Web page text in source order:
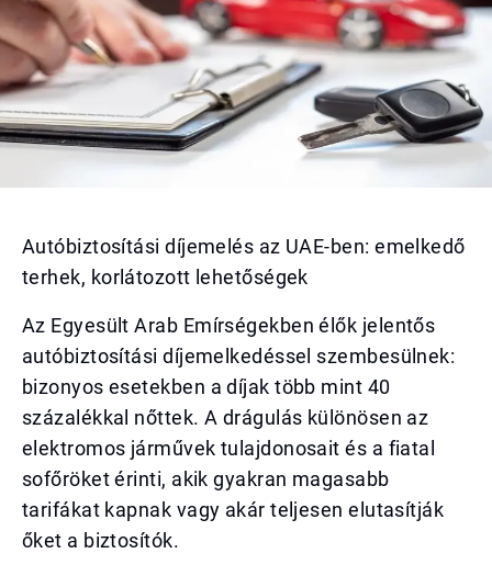
Autóbiztosítási díjemelés az UAE-ben: emelkedő
terhek, korlátozott lehetőségek
Az Egyesült Arab Emírségekben élők jelentős
autóbiztosítási díjemelkedéssel szembesülnek:
bizonyos esetekben a díjak több mint 40
százalékkal nőttek. A drágulás különösen az
elektromos járművek tulajdonosait és a fiatal
sofőröket érinti, akik gyakran magasabb
tarifákat kapnak vagy akár teljesen elutasítják
őket a biztosítók.